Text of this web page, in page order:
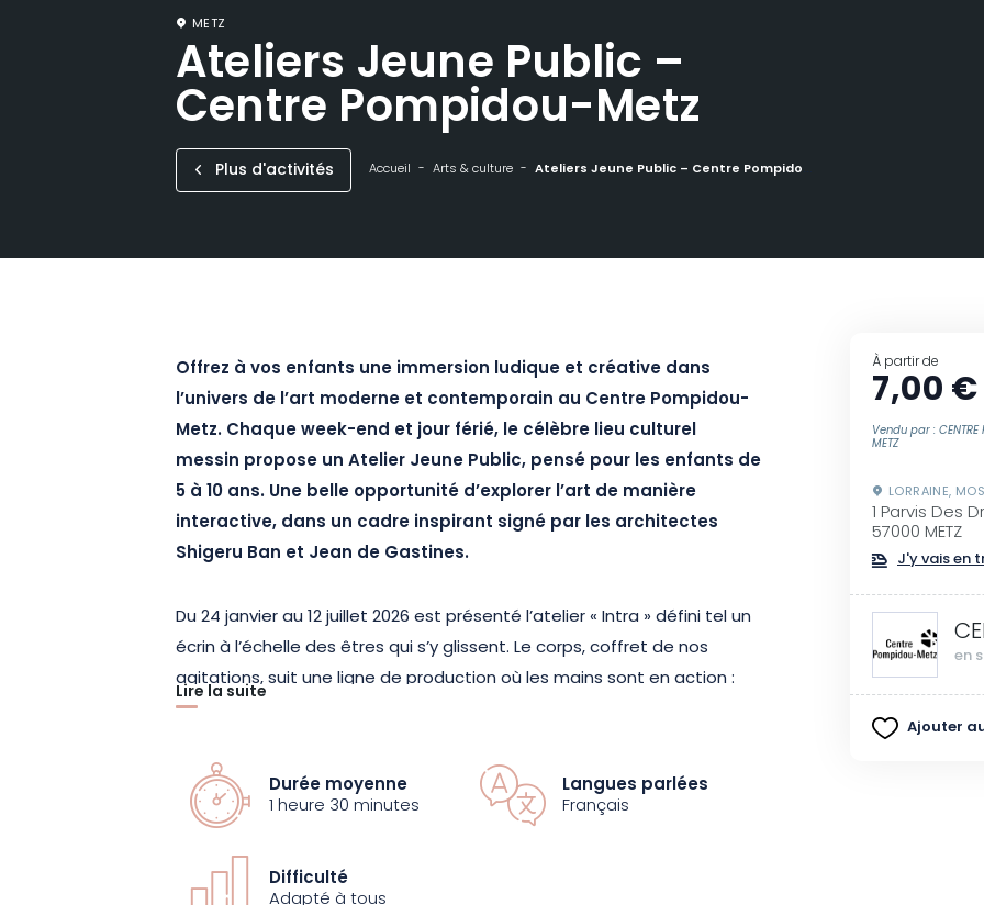
METZ
Ateliers Jeune Public –
Centre Pompidou-Metz
Plus d'activités Accueil Arts & culture Ateliers Jeune Public – Centre Pompidou-Metz
Offrez à vos enfants une immersion ludique et créative dans
l’univers de l’art moderne et contemporain au Centre Pompidou-
Metz. Chaque week-end et jour férié, le célèbre lieu culturel
messin propose un Atelier Jeune Public, pensé pour les enfants de
5 à 10 ans. Une belle opportunité d’explorer l’art de manière
interactive, dans un cadre inspirant signé par les architectes
Shigeru Ban et Jean de Gastines.
Du 24 janvier au 12 juillet 2026 est présenté l’atelier « Intra » défini tel un
écrin à l’échelle des êtres qui s’y glissent. Le corps, coffret de nos
agitations, suit une ligne de production où les mains sont en action :
oser ouvrir les tiroirs déformés par le temps, s’envelopper du velours et
glanées en écho à nos environnements quotidiens. Cet atelier propose
de retranscrire les états intérieurs et de laisser les théâtralités se
révéler sous la forme d’un objet qui nous ressemble.
Les sessions de 90 minutes sont proposées à 11h ou 15h, dans une
Lire la suite
Durée moyenne
1 heure 30 minutes
Langues parlées
Français
Difficulté
Adapté à tous
À partir de
7,00 €
Vendu par : CENTRE
METZ
LORRAINE,
1 Parvis Des
57000 METZ
J'y vais en
en
Ajouter